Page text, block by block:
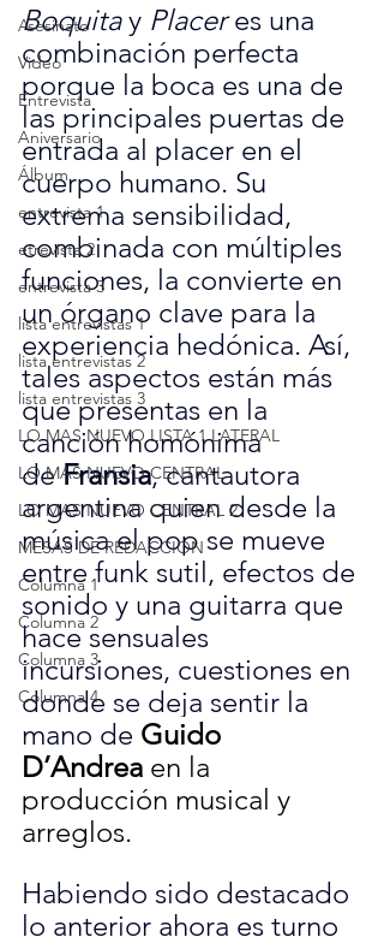
Asesinato
Video
Entrevista
Aniversario
Álbum
entrevista 1
etrevista 2
entrevista 3
lista entrevistas 1
lista entrevistas 2
lista entrevistas 3
LO MAS NUEVO LISTA 1 LATERAL
LO MAS NUEVO CENTRAL
LO MAS NUEVO CENTRAL 2
MESAS DE REDACCION
Columna 1
Columna 2
Columna 3
Columna 4
Boquita y Placer es una
combinación perfecta
porque la boca es una de
las principales puertas de
entrada al placer en el
cuerpo humano. Su
extrema sensibilidad,
combinada con múltiples
funciones, la convierte en
un órgano clave para la
experiencia hedónica. Así,
tales aspectos están más
que presentas en la
canción homónima
de Fransia, cantautora
argentina quien desde la
música el pop se mueve
entre funk sutil, efectos de
sonido y una guitarra que
hace sensuales
incursiones, cuestiones en
donde se deja sentir la
mano de Guido
D’Andrea en la
producción musical y
arreglos.
Habiendo sido destacado
lo anterior ahora es turno